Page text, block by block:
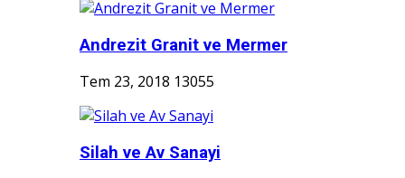
Andrezit Granit ve Mermer
Tem 23, 2018 13055
Silah ve Av Sanayi